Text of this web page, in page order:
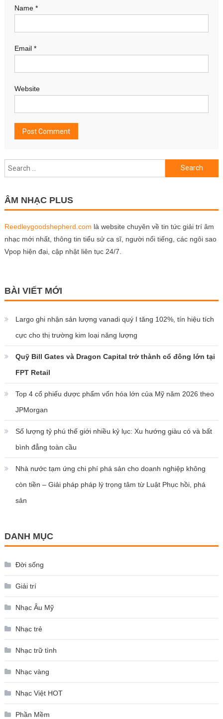
Name *
Email *
Website
Search
for:
ÂM NHẠC PLUS
Reedleygoodshepherd.com là website chuyên về tin tức giải trí âm
nhạc mới nhất, thông tin tiểu sử ca sĩ, người nổi tiếng, các ngôi sao
Vpop hiện đại, cập nhật liên tục 24/7.
BÀI VIẾT MỚI
Largo ghi nhận sản lượng vanadi quý I tăng 102%, tín hiệu tích
cực cho thị trường kim loại năng lượng
Quỹ Bill Gates và Dragon Capital trở thành cổ đông lớn tại
FPT Retail
Top 4 cổ phiếu dược phẩm vốn hóa lớn của Mỹ năm 2026 theo
JPMorgan
Số lượng tỷ phú thế giới nhiều kỷ lục: Xu hướng giàu có và bất
bình đẳng toàn cầu
Nhà nước tạm ứng chi phí phá sản cho doanh nghiệp không
còn tiền – Giải pháp pháp lý trọng tâm từ Luật Phục hồi, phá
sản
DANH MỤC
Đời sống
Giải trí
Nhạc Âu Mỹ
Nhạc trẻ
Nhạc trữ tình
Nhạc vàng
Nhạc Việt HOT
Phần Mềm